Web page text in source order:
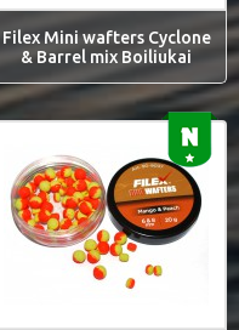
Filex Mini wafters Cyclone
& Barrel mix Boiliukai